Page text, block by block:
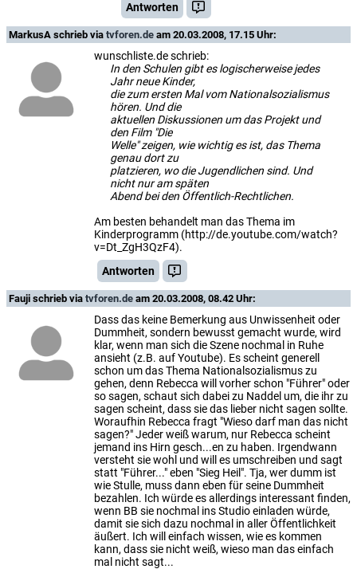
Antworten
MarkusA schrieb via tvforen.de am 20.03.2008, 17.15 Uhr:
wunschliste.de schrieb:
In den Schulen gibt es logischerweise jedes
Jahr neue Kinder,
die zum ersten Mal vom Nationalsozialismus
hören. Und die
aktuellen Diskussionen um das Projekt und
den Film "Die
Welle" zeigen, wie wichtig es ist, das Thema
genau dort zu
platzieren, wo die Jugendlichen sind. Und
nicht nur am späten
Abend bei den Öffentlich-Rechtlichen.
Am besten behandelt man das Thema im
Kinderprogramm (http://de.youtube.com/watch?
v=Dt_ZgH3QzF4).
Antworten
Fauji schrieb via tvforen.de am 20.03.2008, 08.42 Uhr:
Dass das keine Bemerkung aus Unwissenheit oder
Dummheit, sondern bewusst gemacht wurde, wird
klar, wenn man sich die Szene nochmal in Ruhe
ansieht (z.B. auf Youtube). Es scheint generell
schon um das Thema Nationalsozialismus zu
gehen, denn Rebecca will vorher schon "Führer" oder
so sagen, schaut sich dabei zu Naddel um, die ihr zu
sagen scheint, dass sie das lieber nicht sagen sollte.
Woraufhin Rebecca fragt "Wieso darf man das nicht
sagen?" Jeder weiß warum, nur Rebecca scheint
jemand ins Hirn gesch...en zu haben. Irgendwann
versteht sie wohl und will es umschreiben und sagt
statt "Führer..." eben "Sieg Heil". Tja, wer dumm ist
wie Stulle, muss dann eben für seine Dummheit
bezahlen. Ich würde es allerdings interessant finden,
wenn BB sie nochmal ins Studio einladen würde,
damit sie sich dazu nochmal in aller Öffentlichkeit
äußert. Ich will einfach wissen, wie es kommen
kann, dass sie nicht weiß, wieso man das einfach
mal nicht sagt...